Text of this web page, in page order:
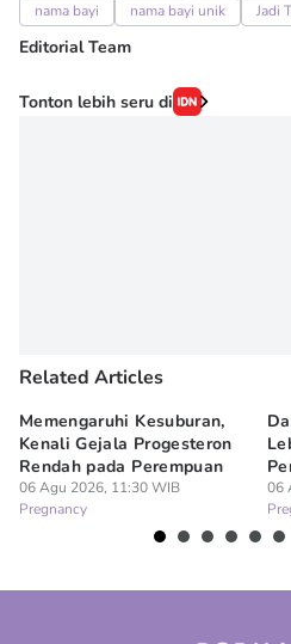
nama bayi
nama bayi unik Jadi
Editorial Team
Editor
Tonton lebih seru di
Related Articles
Memengaruhi Kesuburan,
Kenali Gejala Progesteron
Rendah pada Perempuan
06 Agu 2026, 11:30 WIB
Pregnancy
06